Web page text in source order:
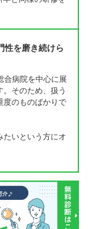
性を磨き続けら
合病院を中心に展
そのため、扱う
度のものばかりで
たいという方にオ